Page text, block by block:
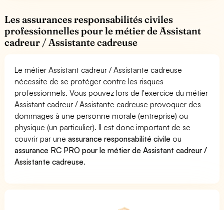
Les assurances responsabilités civiles
professionnelles pour le métier de Assistant
cadreur / Assistante cadreuse
Le métier Assistant cadreur / Assistante cadreuse
nécessite de se protéger contre les risques
professionnels. Vous pouvez lors de l'exercice du métier
Assistant cadreur / Assistante cadreuse provoquer des
dommages à une personne morale (entreprise) ou
physique (un particulier). Il est donc important de se
couvrir par uneassurance responsabilité civile ou
assurance RC PRO pour le métier de Assistant cadreur /
Assistante cadreuse.